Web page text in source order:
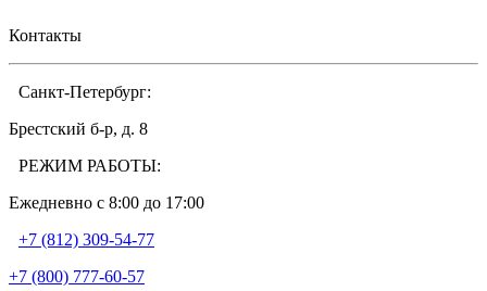
Контакты
Санкт-Петербург:
Брестский б-р, д. 8
РЕЖИМ РАБОТЫ:
Ежедневно c 8:00 до 17:00
+7 (812) 309-54-77
+7 (800) 777-60-57